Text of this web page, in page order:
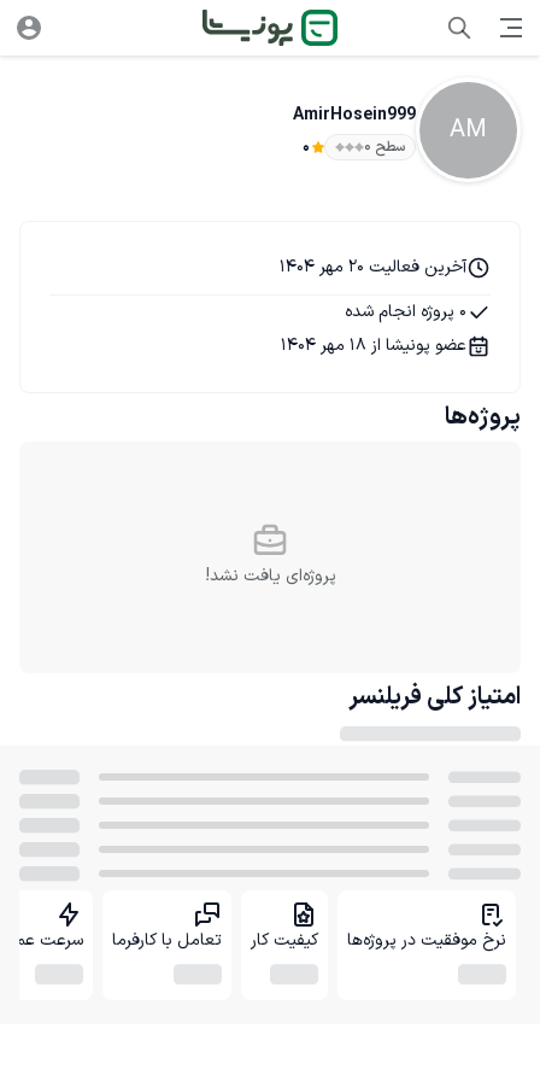
AM
AmirHosein999
سطح ۰ 0
آخرین فعالیت 20 مهر 1404
0 پروژه انجام شده
عضو پونیشا از 18 مهر 1404
پروژه‌ها
پروژه‌ای یافت نشد!
امتیاز کلی فریلنسر
نرخ موفقیت در پروژه‌ها کیفیت کار تعامل با کارفرما سرعت عمل